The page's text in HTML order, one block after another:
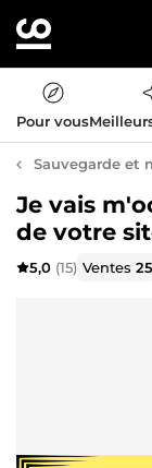
Pour vous
Sauvegarde et
Je vais
de votre
5,0 (15) Ventes25